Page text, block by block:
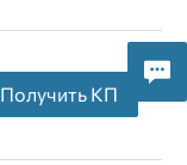
Получить КП